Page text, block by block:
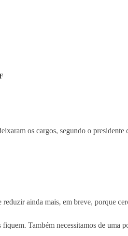
os cargos, segundo o
ainda mais, em breve, porque
Também necessitamos de